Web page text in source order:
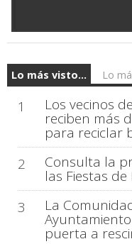
Lo más visto... Lo
1 Los vecinos
reciben más
para reciclar
2
Consulta la
las Fiestas
3
La
puerta a